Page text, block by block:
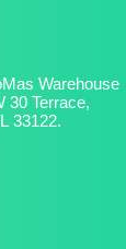
Warehouse
30 Terrace,
33122.